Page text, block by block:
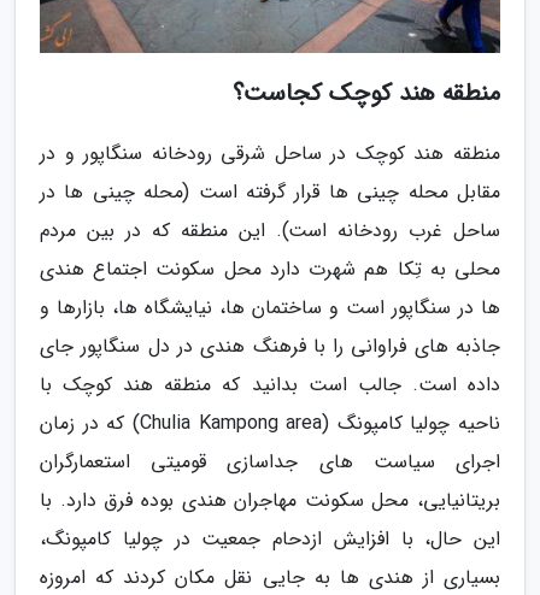
منطقه هند کوچک کجاست؟
منطقه هند کوچک در ساحل شرقی رودخانه سنگاپور و در
مقابل محله چینی ها قرار گرفته است (محله چینی ها در
ساحل غرب رودخانه است). این منطقه که در بین مردم
محلی به تِکا هم شهرت دارد محل سکونت اجتماع هندی
ها در سنگاپور است و ساختمان ها، نیایشگاه ها، بازارها و
جاذبه های فراوانی را با فرهنگ هندی در دل سنگاپور جای
داده است. جالب است بدانید که منطقه هند کوچک با
ناحیه چولیا کامپونگ (Chulia Kampong area) که در زمان
اجرای سیاست های جداسازی قومیتی استعمارگران
بریتانیایی، محل سکونت مهاجران هندی بوده فرق دارد. با
این حال، با افزایش ازدحام جمعیت در چولیا کامپونگ،
بسیاری از هندی ها به جایی نقل مکان کردند که امروزه